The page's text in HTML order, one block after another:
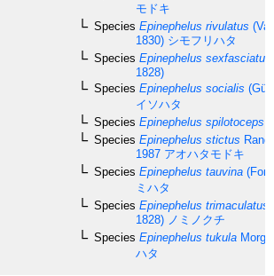
モドキ
Species Epinephelus rivulatus
1830) シモフリハタ
Species Epinephelus sexfasciatus
1828)
Species Epinephelus socialis
イソハタ
Species Epinephelus spilotoceps
Species Epinephelus stictus
1987 アオハタモドキ
Species Epinephelus tauvina
ミハタ
Species Epinephelus trimaculatus
1828) ノミノクチ
Species Epinephelus tukula
ハタ